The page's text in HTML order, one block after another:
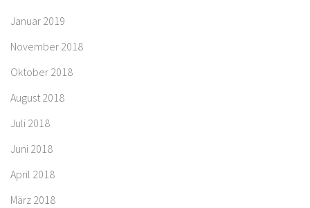
Januar 2019
November 2018
Oktober 2018
August 2018
Juli 2018
Juni 2018
April 2018
März 2018